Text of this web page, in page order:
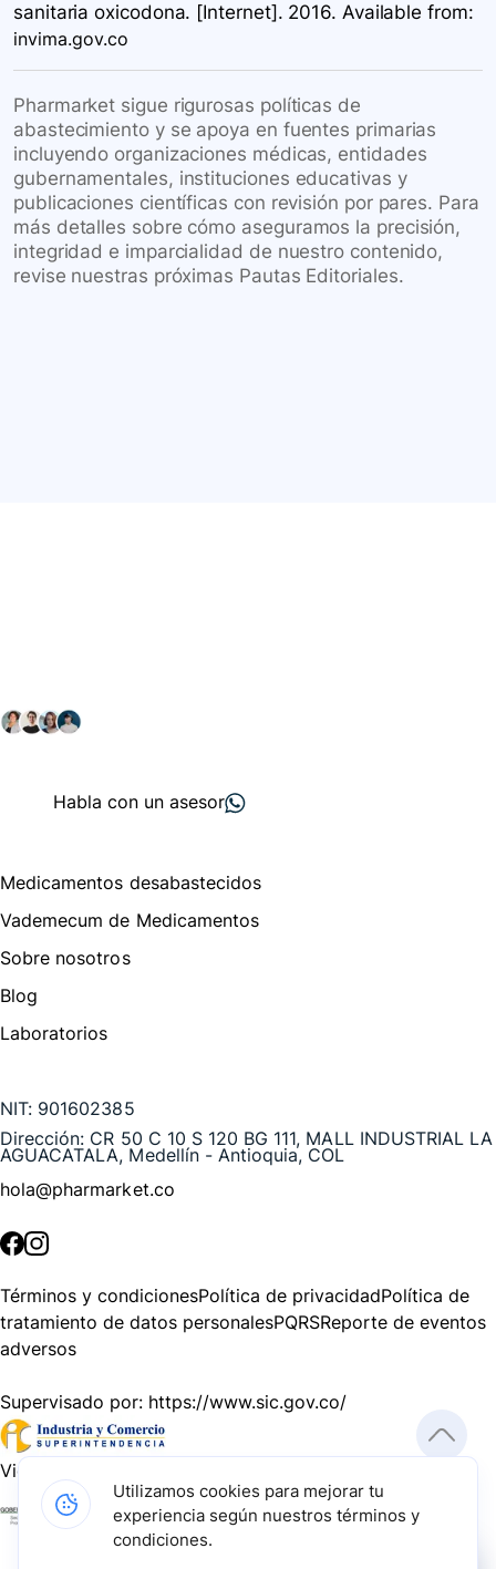
sanitaria oxicodona. [Internet]. 2016. Available from:
invima.gov.co
Pharmarket sigue rigurosas políticas de
abastecimiento y se apoya en fuentes primarias
incluyendo organizaciones médicas, entidades
gubernamentales, instituciones educativas y
publicaciones científicas con revisión por pares. Para
más detalles sobre cómo aseguramos la precisión,
integridad e imparcialidad de nuestro contenido,
revise nuestras próximas Pautas Editoriales.
Habla con un asesor
Medicamentos desabastecidos
Vademecum de Medicamentos
Sobre nosotros
Blog
Laboratorios
NIT: 901602385
Dirección: CR 50 C 10 S 120 BG 111, MALL INDUSTRIAL LA
AGUACATALA, Medellín - Antioquia, COL
hola@pharmarket.co
Términos y condicionesPolítica de privacidadPolítica de
tratamiento de datos personalesPQRSReporte de eventos
adversos
Supervisado por: https://www.sic.gov.co/
Vigilado por:
Gracias a nuestros impulsadores, podemos presentarte la
Utilizamos cookies para mejorar tu
experiencia según nuestros términos y
condiciones.